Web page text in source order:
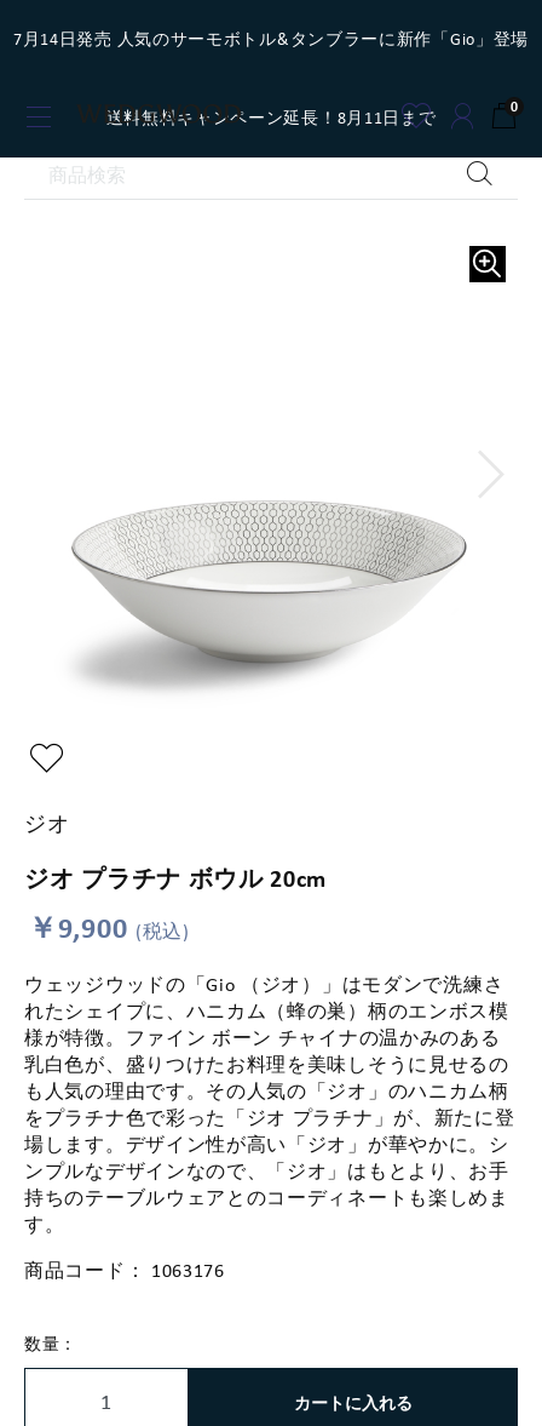
7月14日発売 人気のサーモボトル&タンブラーに新作「Gio」登場
送料無料キャンペーン延長！8月11日まで 0
ジオ
ジオ プラチナ ボウル 20cm
￥9,900 (税込)
ウェッジウッドの「Gio （ジオ）」はモダンで洗練さ
れたシェイプに、ハニカム（蜂の巣）柄のエンボス模
様が特徴。ファイン ボーン チャイナの温かみのある
乳白色が、盛りつけたお料理を美味しそうに見せるの
も人気の理由です。その人気の「ジオ」のハニカム柄
をプラチナ色で彩った「ジオ プラチナ」が、新たに登
場します。デザイン性が高い「ジオ」が華やかに。シ
ンプルなデザインなので、「ジオ」はもとより、お手
持ちのテーブルウェアとのコーディネートも楽しめま
す。
商品コード： 1063176
数量：
カートに入れる